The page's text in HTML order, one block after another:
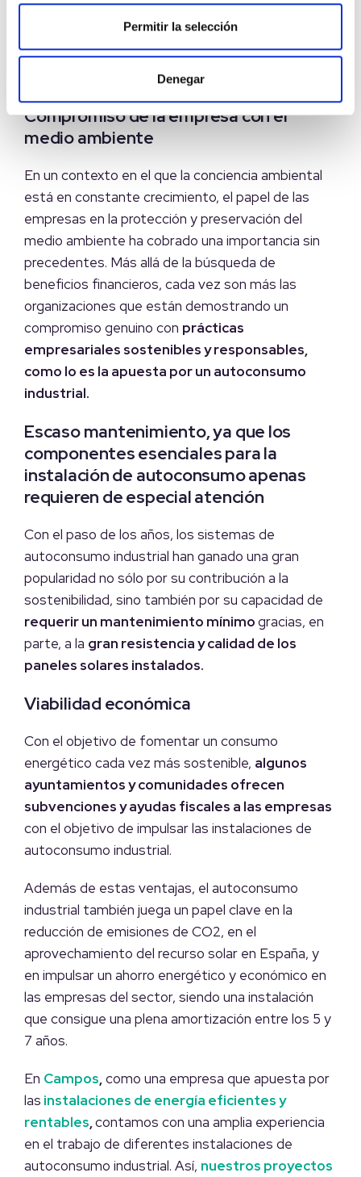
Permitir la selección
Denegar
además de impulsar la eficiencia operativa,
fortalece la posición de la empresa en unfuturo
energético más limpio y sostenible.
Compromiso de la empresa con el
medio ambiente
En un contexto en el que la conciencia ambiental
está en constante crecimiento, el papel de las
empresas en la protección y preservación del
medio ambiente ha cobrado una importancia sin
precedentes. Más allá de la búsqueda de
beneficios financieros, cada vez son más las
organizaciones que están demostrando un
compromiso genuino con prácticas
empresariales sostenibles y responsables,
como lo es la apuesta por un autoconsumo
industrial.
Escaso mantenimiento, ya que los
componentes esenciales para la
instalación de autoconsumo apenas
requieren de especial atención
Con el paso de los años, los sistemas de
autoconsumo industrial han ganado una gran
popularidad no sólo por su contribución a la
sostenibilidad, sino también por su capacidad de
requerir un mantenimiento mínimogracias, en
parte, a la gran resistencia y calidad de los
paneles solares instalados.
Viabilidad económica
Con el objetivo de fomentar un consumo
energético cada vez más sostenible, algunos
ayuntamientos y comunidades ofrecen
subvenciones y ayudas fiscales a las empresas
con el objetivo de impulsar las instalaciones de
autoconsumo industrial.
Además de estas ventajas, el autoconsumo
industrial también juega un papel clave en la
reducción de emisiones de CO2, en el
aprovechamiento del recurso solar en España, y
en impulsar un ahorro energético y económico en
las empresas del sector, siendo una instalación
que consigue una plena amortización entre los 5 y
7 años.
En Campos,como una empresa que apuesta por
las instalaciones de energía eficientes y
rentables,contamos con una amplia experiencia
en el trabajo de diferentes instalaciones de
autoconsumo industrial. Así, nuestros proyectos